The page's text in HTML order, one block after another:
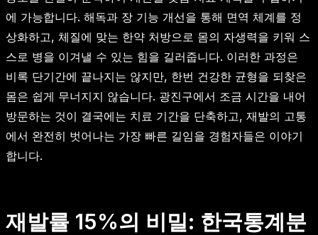
에 가능합니다. 해독과 장 기능 개선을 통해 면역 체계를 정
상화하고, 체질에 맞는 한약 처방으로 몸의 자생력을 키워 스
스로 병을 이겨낼 수 있는 힘을 길러줍니다. 이러한 과정은
비록 단기간에 끝나지는 않지만, 한번 건강한 균형을 되찾은
몸은 쉽게 무너지지 않습니다. 광진구에서 조금 시간을 내어
방문하는 것이 결국에는 치료 기간을 단축하고, 재발의 고통
에서 완전히 벗어나는 가장 빠른 길임을 경험자들은 이야기
합니다.
재발률 15%의 비밀: 한국통계분